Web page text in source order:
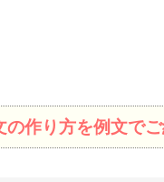
の作り方を例文で